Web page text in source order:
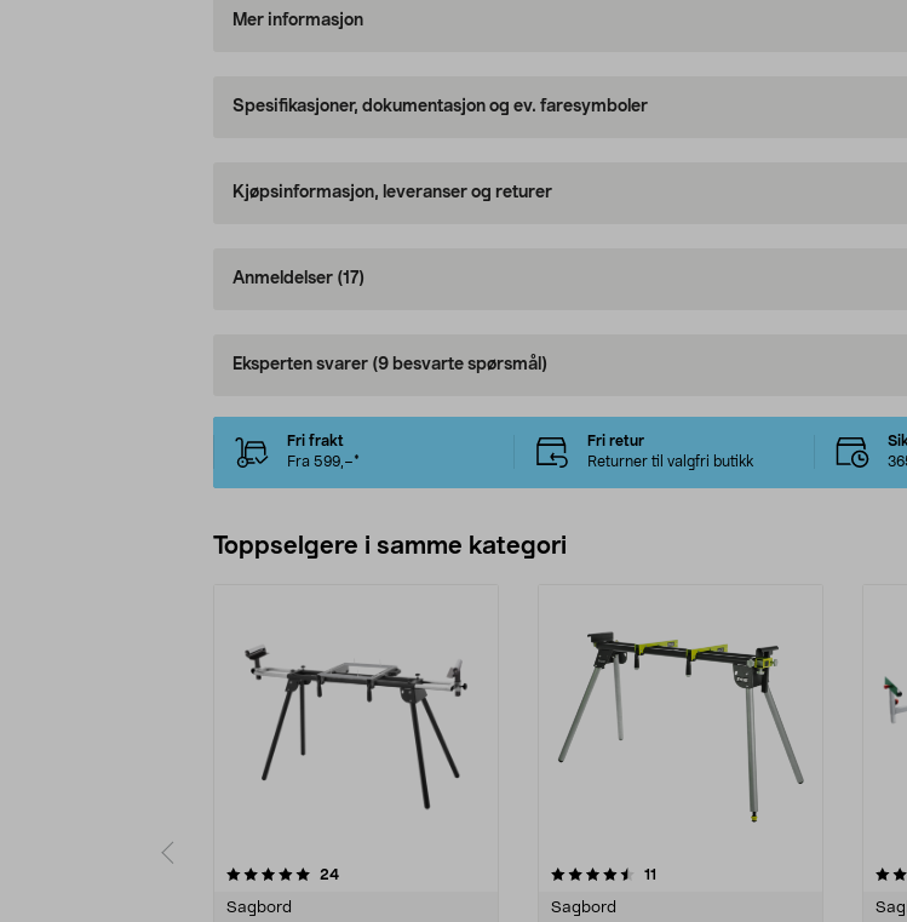
Mer informasjon
Spesifikasjoner, dokumentasjon og ev. faresymboler
Kjøpsinformasjon, leveranser og returer
Anmeldelser (17)
Eksperten svarer (9 besvarte spørsmål)
Fri frakt
Fra 599,–*
Fri retur
Returner til valgfri butikk
Toppselgere i samme kategori
24anmeldelser
Sagbord
4.5 av 5 stjerner 11
Sagbord
4.5 av 5 stjerner